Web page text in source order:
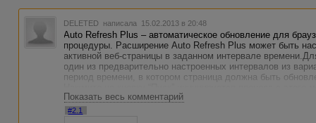
DELETED написала 15.02.2013 в 20:48
Auto Refresh Plus – автоматическое обновление для
процедуры. Расширение Auto Refresh Plus может быть
активной веб-страницы в заданном интервале
один из предварительно настроенных интервалов из
период времени, в котором страница должна быть
заданном интервале. Auto Refresh Plus будет
страница на вкладке становится неактивной.
Показать весь комментарий
#2.1